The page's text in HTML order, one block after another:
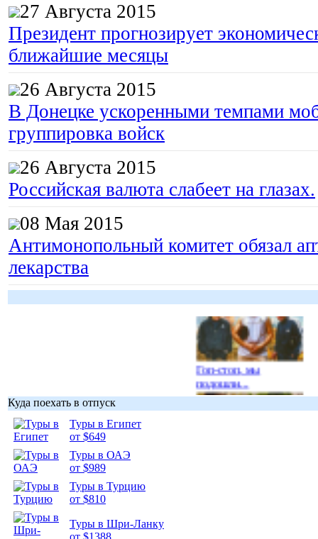
27 Августа 2015
Президент прогнозирует
ближайшие месяцы
26 Августа 2015
В Донецке ускоренными темпами
группировка войск
26 Августа 2015
Российская валюта слабеет на глазах.
08 Мая 2015
Антимонопольный комитет обязал
лекарства
Гоп-стоп, мы
подошли...
Куда поехать в отпуск
Туры в Египет
от $649
Туры в ОАЭ
от $989
Туры в Турцию
от $810
Туры в Шри-Ланку
от $1388